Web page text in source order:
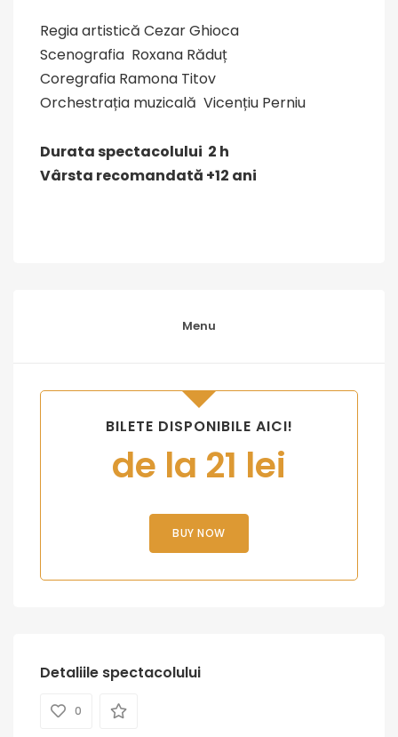
Regia artistică Cezar Ghioca
Scenografia Roxana Răduț
Coregrafia Ramona Titov
Orchestrația muzicală Vicențiu Perniu
Durata spectacolului 2 h
Vârsta recomandată +12 ani
Menu
BILETE DISPONIBILE AICI!
de la 21 lei
BUY NOW
Detaliile spectacolului
0